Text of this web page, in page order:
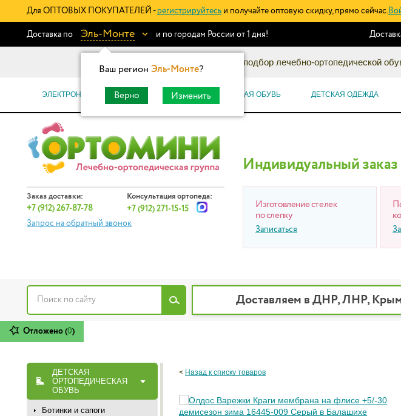
Для ОПТОВЫХ ПОКУПАТЕЛЕЙ - регистрируйтесь и получайте оптовую скидку, прямо сейчас.
Доставка по Эль-Монте
Ваш регион Эль-Монте?
Верно Изменить
и по городам России от 1 дня!
Информационный каталог: подбор лечебно-ортопедической
ЭЛЕКТРОННЫЕ СЕРТИФИКАТЫ ОРТОПЕДИЧЕСКАЯ ОБУВЬ ДЕТСКАЯ ОДЕЖДА
Заказ доставки:
+7 (912) 267-87-78
Консультация ортопеда:
+7 (912) 271-15-15
Запрос на обратный звонок
Индивидуальный заказ
Изготовление стелек
по слепку
Записаться
Доставляем в ДНР, ЛНР,
Отложено (0)
ДЕТСКАЯ
ОРТОПЕДИЧЕСКАЯ
ОБУВЬ
Ботинки и сапоги
< Назад к списку товаров